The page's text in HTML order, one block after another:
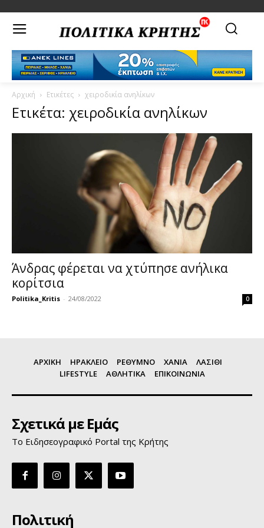
Αρχική Ετικέτες χειροδικία ανηλίκων
Ετικέτα: χειροδικία ανηλίκων
Άνδρας φέρεται να χτύπησε ανήλικα
κορίτσια
Politika_Kritis - 24/08/2022 0
ΑΡΧΙΚΗ ΗΡΑΚΛΕΙΟ ΡΕΘΥΜΝΟ ΧΑΝΙΑ
ΛΑΣΙΘΙ
LIFESTYLE
ΑΘΛΗΤΙΚΑ ΕΠΙΚΟΙΝΩΝΙΑ
Σχετικά με Εμάς
Το Ειδησεογραφικό Portal της Κρήτης
Πολιτική